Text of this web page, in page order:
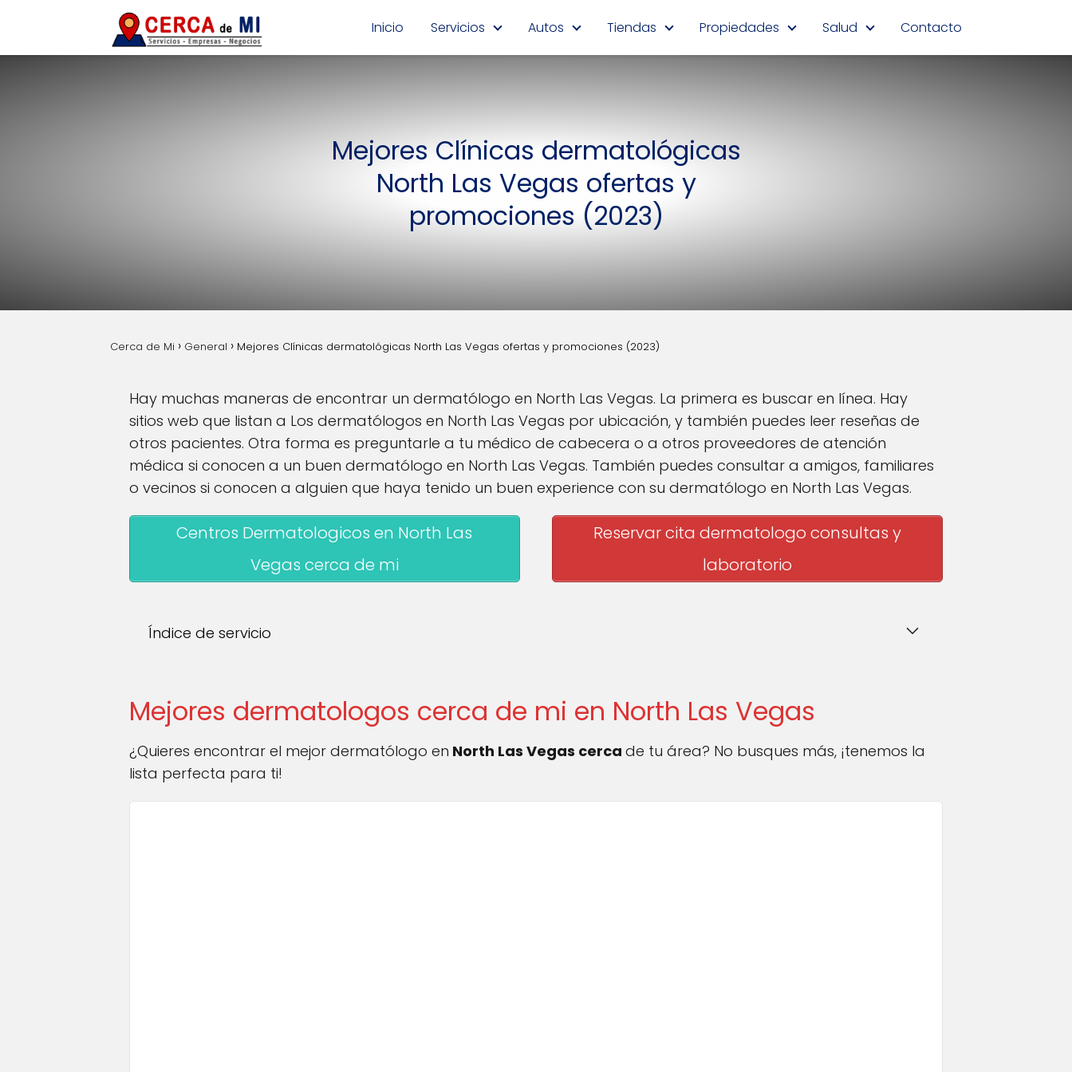
Inicio Servicios Autos Tiendas Propiedades Salud Contacto
Mejores Clínicas dermatológicas
North Las Vegas ofertas y
promociones (2023)
Cerca de Mi General Mejores Clínicas dermatológicas North Las Vegas ofertas y promociones (2023)
Hay muchas maneras de encontrar un dermatólogo en North Las Vegas. La primera es buscar en línea. Hay
sitios web que listan a Los dermatólogos en North Las Vegas por ubicación, y también puedes leer reseñas de
otros pacientes. Otra forma es preguntarle a tu médico de cabecera o a otros proveedores de atención
médica si conocen a un buen dermatólogo en North Las Vegas. También puedes consultar a amigos, familiares
o vecinos si conocen a alguien que haya tenido un buen experience con su dermatólogo en North Las Vegas.
Centros Dermatologicos en North Las
Vegas cerca de mi
Reservar cita dermatologo consultas y
laboratorio
Índice de servicio
Mejores dermatologos cerca de mi en North Las Vegas
¿Quieres encontrar el mejor dermatólogo en North Las Vegas cerca de tu área? No busques más, ¡tenemos la
lista perfecta para ti!